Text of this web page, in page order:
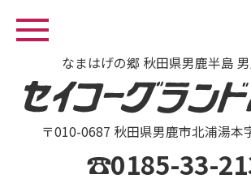
なまはげの郷 秋田県男鹿半島
〒010-0687 秋田県男鹿市北浦湯本
☎0185-33-